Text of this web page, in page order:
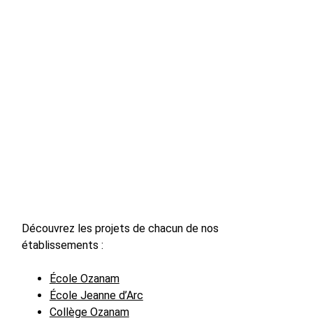
Découvrez les projets de chacun de nos
établissements :
École Ozanam
École Jeanne d’Arc
Collège Ozanam